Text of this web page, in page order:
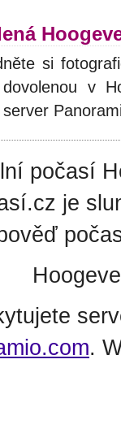
si
v
počasí
je
.